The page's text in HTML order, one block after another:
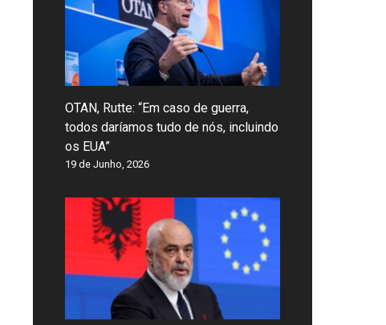
OTAN, Rutte: “Em caso de guerra,
todos daríamos tudo de nós, incluindo
os EUA”
19 de Junho, 2026